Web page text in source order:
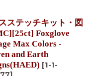
ステッチキット・図
Foxglove
Max Colors -
and Earth
[1-1-